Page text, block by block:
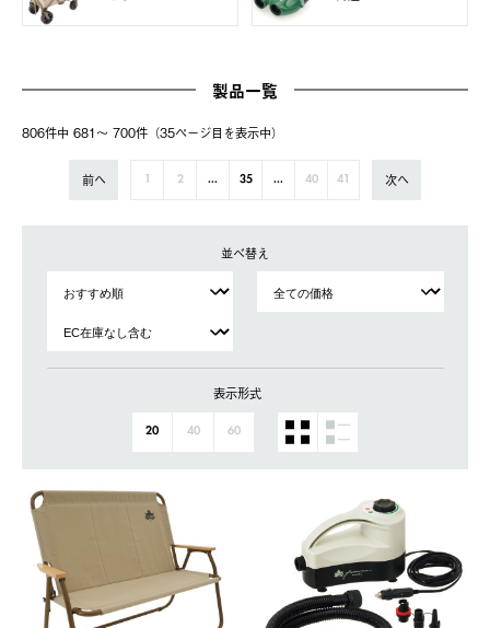
製品一覧
806件中 681〜 700件（35ページ⽬を表⽰中）
前へ 2 ... 35 ... 40 41 次へ
並べ替え
表示形式
20 40 60